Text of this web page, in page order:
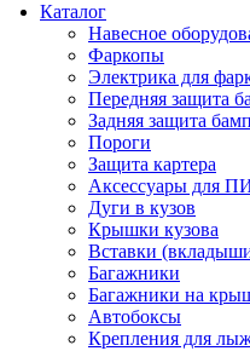
Каталог
Навесное
Фаркопы
Электрика для
Передняя защита
Задняя защита
Пороги
Защита картера
Аксессуары для
Дуги в кузов
Крышки кузова
Вставки
Багажники
Багажники на
Автобоксы
Крепления для